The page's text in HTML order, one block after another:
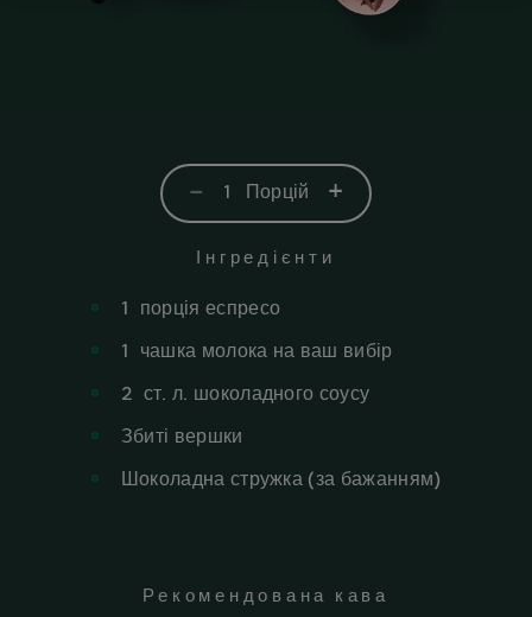
- 1 Порцій +
Інгредієнти
1 порція еспресо
1 чашка молока на ваш вибір
2 ст. л. шоколадного соусу
Збиті вершки
Шоколадна стружка (за бажанням)
Рекомендована кава